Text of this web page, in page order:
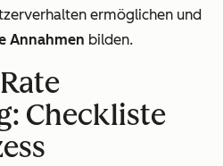
ermöglichen und
Annahmen bilden.
Checkliste